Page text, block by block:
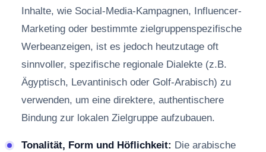
Inhalte, wie Social-Media-Kampagnen, Influencer-
Marketing oder bestimmte zielgruppenspezifische
Werbeanzeigen, ist es jedoch heutzutage oft
sinnvoller, spezifische regionale Dialekte (z.B.
Ägyptisch, Levantinisch oder Golf-Arabisch) zu
verwenden, um eine direktere, authentischere
Bindung zur lokalen Zielgruppe aufzubauen.
Tonalität, Form und Höflichkeit: Die arabische